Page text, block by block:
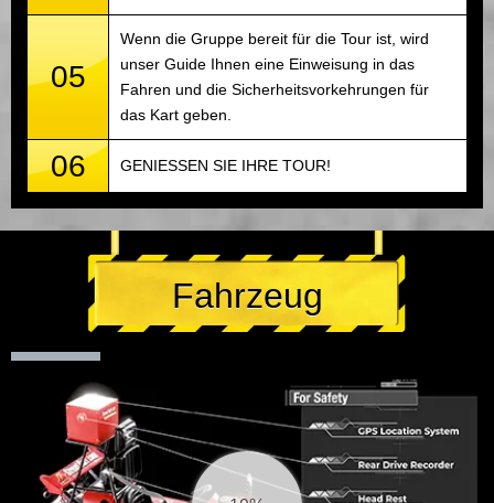
05
Wenn die Gruppe bereit für die Tour ist, wird
unser Guide Ihnen eine Einweisung in das
Fahren und die Sicherheitsvorkehrungen für
das Kart geben.
06 GENIESSEN SIE IHRE TOUR!
Fahrzeug